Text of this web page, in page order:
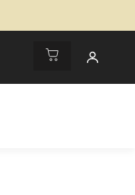
most bevezető